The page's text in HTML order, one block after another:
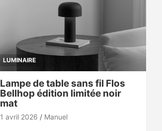
LUMINAIRE
Lampe de table sans fil Flos
Bellhop édition limitée noir
mat
1 avril 2026 Manuel